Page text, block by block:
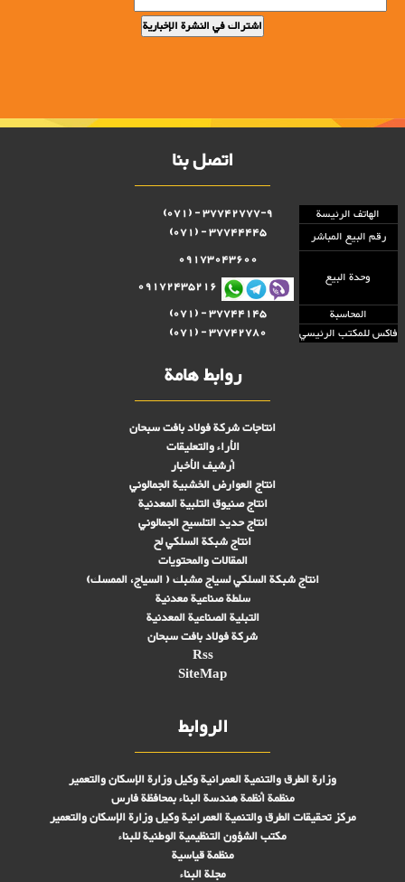
اتصل بنا
الهاتف الرئيسة
37742777-9 - (071)
رقم البيع المباشر
37744445 - (071)
وحدة البيع
09173043600
09172435216
المحاسبة
37744145 - (071)
فاكس للمكتب الرئيسي
37742780 - (071)
روابط هامة
انتاجات شركة فولاد بافت سبحان
الأراء والتعليقات
أرشيف الأخبار
انتاج العوارض الخشبية الجمالوني
انتاج صنىوق التلبية المعدنية
انتاج حديد التلسيح الجمالوني
انتاج شبكة السلكي لح
المقالات والمحتويات
انتاج شبكة السلكي لسياج مشبك ( السياج، الممسك)
سلطة صناعية معدنية
التبلیة الصناعية المعدنية
شركة فولاد بافت سبحان
Rss
SiteMap
الروابط
وزارة الطرق والتنمية العمرانية وكيل وزارة الإسكان والتعمير
منظمة أنظمة هندسة البناء بمحافظة فارس
مركز تحقیقات الطرق والتنمية العمرانية وكيل وزارة الإسكان والتعمير
مكتب الشؤون التنظيمية الوطنية للبناء
منظمة قياسية
مجلة البناء